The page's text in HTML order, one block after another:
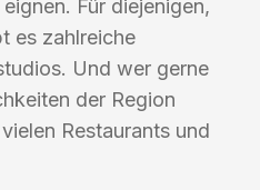
Für diejenigen,
es zahlreiche
Und wer gerne
der Region
Restaurants und